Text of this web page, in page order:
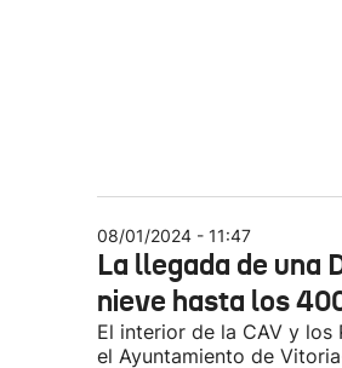
08/01/2024 - 11:47
La llegada de una
nieve hasta los
El interior de la CAV y los
el Ayuntamiento de